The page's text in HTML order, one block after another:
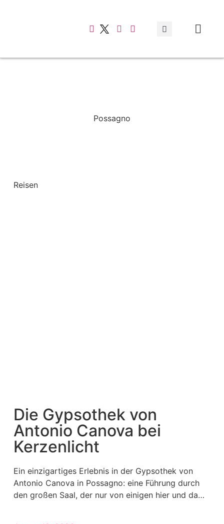
Possagno
Reisen
Die Gypsothek von
Antonio Canova bei
Kerzenlicht
Ein einzigartiges Erlebnis in der Gypsothek von
Antonio Canova in Possagno: eine Führung durch
den großen Saal, der nur von einigen hier und da